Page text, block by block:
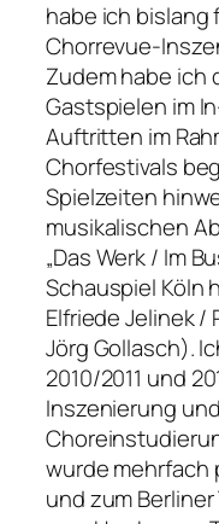
habe ich
Chorrevue-
Zudem habe ich
Gastspielen im
Auftritten im
Chorfestivals
Spielzeiten
musikalischen
„Das Werk / Im
Schauspiel Köln
Elfriede Jelinek /
Jörg Gollasch).
2010/2011 und
Inszenierung
wurde
und zum